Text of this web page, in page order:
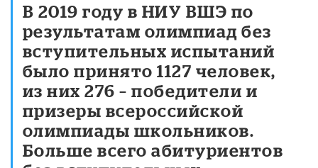
В 2019 году в НИУ ВШЭ по
результатам олимпиад без
вступительных испытаний
было принято 1127 человек,
из них 276 – победители и
призеры всероссийской
олимпиады школьников.
Больше всего абитуриентов